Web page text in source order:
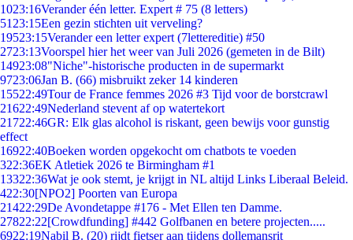
1023:16Verander één letter. Expert # 75 (8 letters)
51 23:15Een gezin stichten uit verveling?
19523:15Verander een letter expert (7lettereditie) #50
2723:13Voorspel hier het weer van Juli 2026 (gemeten in de Bilt)
14923:08"Niche"-historische producten in de supermarkt
9723:06Jan B. (66) misbruikt zeker 14 kinderen
15522:49Tour de France femmes 2026 #3 Tijd voor de borstcrawl
21622:49Nederland stevent af op watertekort
21722:46GR: Elk glas alcohol is riskant, geen bewijs voor gunstig
effect
16922:40Boeken worden opgekocht om chatbots te voeden
322:36EK Atletiek 2026 te Birmingham #1
13322:36Wat je ook stemt, je krijgt in NL altijd Links Liberaal Beleid.
422:30[NPO2] Poorten van Europa
21422:29De Avondetappe #176 - Met Ellen ten Damme.
27822:22[Crowdfunding] #442 Golfbanen en betere projecten.....
6922:19Nabil B. (20) rijdt fietser aan tijdens dollemansrit